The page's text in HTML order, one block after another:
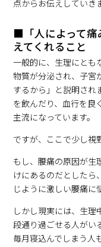
点からお伝えしていき
■「人によって痛
えてくれること
一般的に、生理にとも
物質が分泌され、子宮
するから」と説明され
を飲んだり、血行を良
主流になっています。
ですが、ここで少し視
もし、腰痛の原因が生
けにあるのだとしたら
じように激しい腰痛に
しかし現実には、生理
段通り過ごせる人がい
毎月寝込んでしまう人